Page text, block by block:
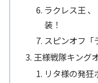
ラクレス王
装！
スピンオフ「
王様戦隊キング
リタ様の発狂